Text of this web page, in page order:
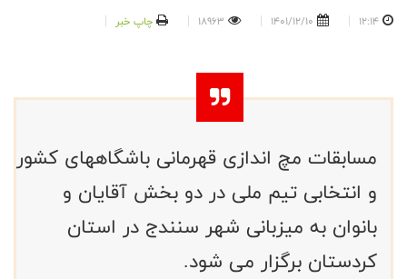
12:14
1401/12/10
18963 چاپ خبر
مسابقات مچ اندازی قهرمانی باشگاههای کشور
و انتخابی تیم ملی در دو بخش آقایان و
بانوان به میزبانی شهر سنندج در استان
کردستان برگزار می شود.